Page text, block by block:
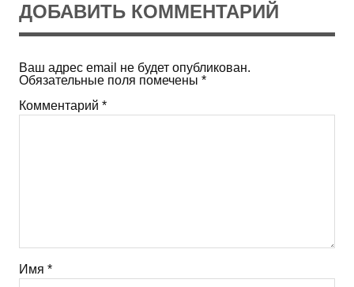
ДОБАВИТЬ КОММЕНТАРИЙ
Ваш адрес email не будет опубликован.
Обязательные поля помечены *
Комментарий *
Имя *